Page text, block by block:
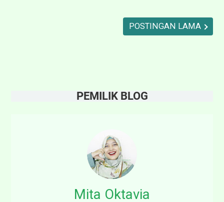
w
(
POSTINGAN LAMA
PEMILIK BLOG
Mita Oktavia